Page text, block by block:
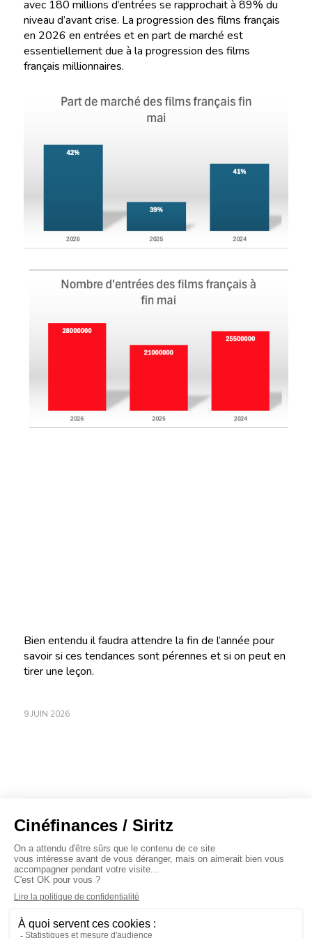
avec 180 millions d’entrées se rapprochait à 89% du
niveau d’avant crise. La progression des films français
en 2026 en entrées et en part de marché est
essentiellement due à la progression des films
français millionnaires.
Bien entendu il faudra attendre la fin de l’année pour
savoir si ces tendances sont pérennes et si on peut en
tirer une leçon.
9 JUIN 2026
À propos
Baromètres
Cinéscoop
Éditorial
Le Carrefour